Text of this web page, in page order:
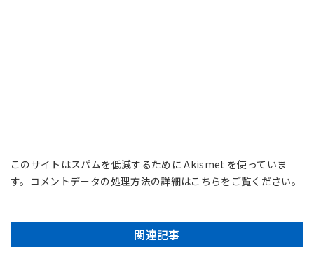
このサイトはスパムを低減するために Akismet を使っていま
す。 コメントデータの処理方法の詳細はこちらをご覧ください。
関連記事